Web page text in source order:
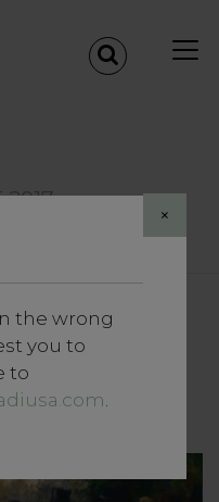
×
the wrong
you to
to
.
2017
canottieri
Renoir